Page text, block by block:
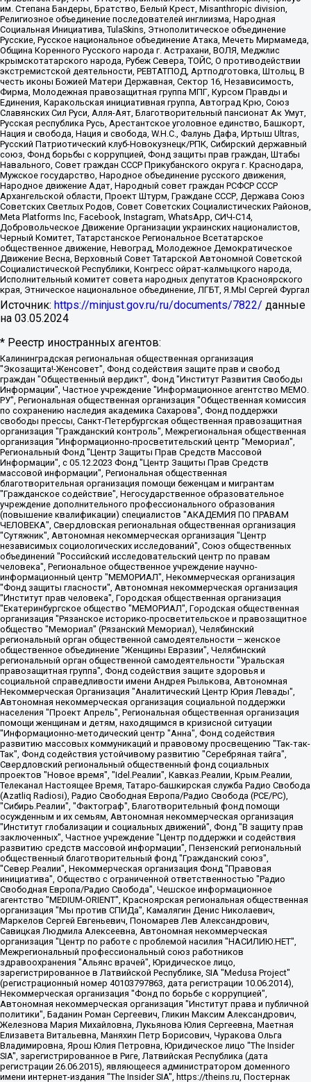
им. Степана Бандеры, Братство, Белый Крест, Misanthropic division,
Религиозное объединение последователей инглиизма, Народная
Социальная Инициатива, TulaSkins, Этнополитическое объединение
Русские, Русское национальное объединение Атака, Мечеть Мирмамеда,
Община Коренного Русского народа г. Астрахани, ВОЛЯ, Меджлис
крымскотатарского народа, Рубеж Севера, ТОЙС, О противодействии
экстремистской деятельности, РЕВТАТПОД, Артподготовка, Штольц, В
честь иконы Божией Матери Державная, Сектор 16, Независимость,
Фирма, Молодежная правозащитная группа МПГ, Курсом Правды и
Единения, Каракольская инициативная группа, Автоград Крю, Союз
Славянских Сил Руси, Алля-Аят, Благотворительный пансионат Ак Умут,
Русская республика Русь, Арестантское уголовное единство, Башкорт,
Нация и свобода, Нация и свобода, W.H.С., Фалунь Дафа, Иртыш Ultras,
Русский Патриотический клуб-Новокузнецк/РПК, Сибирский державный
союз, Фонд борьбы с коррупцией, Фонд защиты прав граждан, Штабы
Навального, Совет граждан СССР Прикубанского округа г. Краснодара,
Мужское государство, Народное объединение русского движения,
Народное движение Адат, Народный совет граждан РСФСР СССР
Архангельской области, Проект Штурм, Граждане СССР, Держава Союз
Советских Светлых Родов, Совет Советских Социалистических Районов,
Meta Platforms Inc, Facebook, Instagram, WhatsApp, СИЧ-С14,
Добровольческое Движение Организации украинских националистов,
Черный Комитет, Татарстанское Региональное Всетатарское
общественное движение, Невоград, Молодежное Демократическое
Движение Весна, Верховный Совет Татарской Автономной Советской
Социалистической Республики, Конгресс ойрат-калмыцкого народа,
Исполнительный комитет совета народных депутатов Красноярского
края, Этническое национальное объединение, ЛГБТ, Я.МЫ Сергей Фургал
Источник: https://minjust.gov.ru/ru/documents/7822/ данные
на 03.05.2024
* Реестр иностранных агентов:
Калининградская региональная общественная организация "Экозащита!-Женсовет", Фонд содействия защите прав и свобод граждан "Общественный вердикт", Фонд "Институт Развития Свободы Информации", Частное учреждение "Информационное агентство МЕМО. РУ", Региональная общественная организация "Общественная комиссия по сохранению наследия академика Сахарова", Фонд поддержки свободы прессы, Санкт-Петербургская общественная правозащитная организация "Гражданский контроль", Межрегиональная общественная организация "Информационно-просветительский центр "Мемориал", Региональный Фонд "Центр Защиты Прав Средств Массовой Информации", с 05.12.2023 Фонд "Центр Защиты Прав Средств массовой информации", Региональная общественная благотворительная организация помощи беженцам и мигрантам "Гражданское содействие", Негосударственное образовательное учреждение дополнительного профессионального образования (повышение квалификации) специалистов "АКАДЕМИЯ ПО ПРАВАМ ЧЕЛОВЕКА", Свердловская региональная общественная организация "Сутяжник", Автономная некоммерческая организация "Центр независимых социологических исследований", Союз общественных объединений "Российский исследовательский центр по правам человека", Региональное общественное учреждение научно-информационный центр "МЕМОРИАЛ", Некоммерческая организация "Фонд защиты гласности", Автономная некоммерческая организация "Институт прав человека", Городская общественная организация "Екатеринбургское общество "МЕМОРИАЛ", Городская общественная организация "Рязанское историко-просветительское и правозащитное общество "Мемориал" (Рязанский Мемориал), Челябинский региональный орган общественной самодеятельности – женское общественное объединение "Женщины Евразии", Челябинский региональный орган общественной самодеятельности "Уральская правозащитная группа", Фонд содействия защите здоровья и социальной справедливости имени Андрея Рылькова, Автономная Некоммерческая Организация "Аналитический Центр Юрия Левады", Автономная некоммерческая организация социальной поддержки населения "Проект Апрель", Региональная общественная организация помощи женщинам и детям, находящимся в кризисной ситуации "Информационно-методический центр "Анна", Фонд содействия развитию массовых коммуникаций и правовому просвещению "Так-так-Так", Фонд содействия устойчивому развитию "Серебряная тайга", Свердловский региональный общественный фонд социальных проектов "Новое время", "Idel.Реалии", Кавказ.Реалии, Крым.Реалии, Телеканал Настоящее Время, Татаро-башкирская служба Радио Свобода (Azatliq Radiosi), Радио Свободная Европа/Радио Свобода (PCE/PC), "Сибирь.Реалии", "Фактограф", Благотворительный фонд помощи осужденным и их семьям, Автономная некоммерческая организация "Институт глобализации и социальных движений", Фонд "В защиту прав заключенных", Частное учреждение "Центр поддержки и содействия развитию средств массовой информации", Пензенский региональный общественный благотворительный фонд "Гражданский союз", "Север.Реалии", Некоммерческая организация Фонд "Правовая инициатива", Общество с ограниченной ответственностью "Радио Свободная Европа/Радио Свобода", Чешское информационное агентство "MEDIUM-ORIENT", Красноярская региональная общественная организация "Мы против СПИДа", Камалягин Денис Николаевич, Маркелов Сергей Евгеньевич, Пономарев Лев Александрович, Савицкая Людмила Алексеевна, Автономная некоммерческая организация "Центр по работе с проблемой насилия "НАСИЛИЮ.НЕТ", Межрегиональный профессиональный союз работников здравоохранения "Альянс врачей", Юридическое лицо, зарегистрированное в Латвийской Республике, SIA "Medusa Project" (регистрационный номер 40103797863, дата регистрации 10.06.2014), Некоммерческая организация "Фонд по борьбе с коррупцией", Автономная некоммерческая организация "Институт права и публичной политики", Баданин Роман Сергеевич, Гликин Максим Александрович, Железнова Мария Михайловна, Лукьянова Юлия Сергеевна, Маетная Елизавета Витальевна, Маняхин Петр Борисович, Чуракова Ольга Владимировна, Ярош Юлия Петровна, Юридическое лицо "The Insider SIA", зарегистрированное в Риге, Латвийская Республика (дата регистрации 26.06.2015), являющееся администратором доменного имени интернет-издания "The Insider SIA", https://theins.ru, Постернак Алексей Евгеньевич, Рубин Михаил Аркадьевич, Анин Роман Александрович, Юридическое лицо Istories fonds, зарегистрированное в Латвийской Республике (регистрационный номер 50008295751, дата регистрации 24.02.2020), Великовский Дмитрий Александрович, Долинина Ирина Николаевна, Мароховская Алеся Алексеевна, Шлейнов Роман Юрьевич, Шмагун Олеся Валентиновна, Общество с ограниченной ответственностью "Альтаир 2021", Общество с ограниченной ответственностью "Вега 2021", Общество с ограниченной ответственностью "Главный редактор 2021", Общество с ограниченной ответственностью "Ромашки монолит", Важенков Артем Валерьевич, Ивановская областная общественная организация "Центр гендерных исследований", Гурман Юрий Альбертович, Медиапроект "ОВД-Инфо", Егоров Владимир Владимирович, Жилинский Владимир Александрович, Общество с ограниченной ответственностью "ЗП", Иванова София Юрьевна, Карезина Инна Павловна, Кильтау Екатерина Викторовна, Петров Алексей Викторович, Пискунов Сергей Евгеньевич, Смирнов Сергей Сергеевич, Тихонов Михаил Сергеевич, Общество с ограниченной ответственностью "ЖУРНАЛИСТ-ИНОСТРАННЫЙ АГЕНТ", Арапова Галина Юрьевна, Вольтская Татьяна Анатольевна, Американская компания "Mason G.E.S. Anonymous Foundation" (США), являющаяся владельцем интернет-издания https://mnews.world/, Компания "Stichting Bellingcat", зарегистрированная в Нидерландах (дата регистрации 11.07.2018), Захаров Андрей Вячеславович, Клепиковская Екатерина Дмитриевна, Общество с ограниченной ответственностью "МЕМО", Перл Роман Александрович, Симонов Евгений Алексеевич, Соловьева Елена Анатольевна, Сотников Даниил Владимирович, Сурначева Елизавета Дмитриевна, Автономная некоммерческая организация по защите прав человека и информированию населения "Якутия – Наше Мнение", Общество с ограниченной ответственностью "Москоу диджитал медиа", с 26.01.2023 Общество с ограниченной ответственностью "Чайка Белые сады", Ветошкина Валерия Валерьевна, Заговора Максим Александрович, Межрегиональное общественное движение "Российская ЛГБТ - сеть", Оленичев Максим Владимирович, Павлов Иван Юрьевич, Скворцова Елена Сергеевна, Общество с ограниченной ответственностью "Как бы инагент", Кочетков Игорь Викторович, Общество с ограниченной ответственностью "Честные выборы", Еланчик Олег Александрович, Общество с ограниченной ответственностью "Нобелевский призыв", Гималова Регина Эмилевна, Григорьев Андрей Валерьевич, Григорьева Алина Александровна, Ассоциация по содействию защите прав призывников, альтернативнослужащих и военнослужащих "Правозащитная группа "Гражданин.Армия.Право", Хисамова Регина Фаритовна, Автономная некоммерческая организация по реализации социально-правовых программ "Лилит", Дальневосточное общественное движение "Маяк", Санкт-Петербургская ЛГБТ-инициативная группа "Выход", Инициативная группа ЛГБТ+ "Реверс", Алексеев Андрей Викторович, Бекбулатова Таисия Львовна, Беляев Иван Михайлович, Владыкина Елена Сергеевна, Гельман Марат Александрович, Никульшина Вероника Юрьевна, Толоконникова Надежда Андреевна, Шендерович Виктор Анатольевич, Общество с ограниченной ответственностью "Данное сообщение", Общество с ограниченной ответственностью Издательский дом "Новая глава", Айнбиндер Александра Александровна, Московский комьюнити-центр для ЛГБТ+инициатив, Благотворительный фонд развития филантропии, Deutsche Welle (Германия, Kurt-Schumacher-Strasse 3, 53113 Bonn), Борзунова Мария Михайловна, Воробьев Виктор Викторович, Голубева Анна Львовна, Константинова Алла Михайловна, Малкова Ирина Владимировна, Мурадов Мурад Абдулгалимович, Осетинская Елизавета Николаевна, Понасенков Евгений Николаевич, Ганапольский Матвей Юрьевич, Киселев Евгений Алексеевич, Борухович Ирина Григорьевна, Дремин Иван Тимофеевич, Дубровский Дмитрий Викторович, Красноярская региональная общественная организация поддержки и развития альтернативных образовательных технологий и межкультурных коммуникаций "ИНТЕРРА", Маяковская Екатерина Алексеевна, Фейгин Марк Захарович, Филимонов Андрей Викторович, Дзугкоева Регина Николаевна, Доброхотов Роман Александрович, Дудь Юрий Александрович, Елкин Сергей Владимирович, Кругликов Кирилл Игоревич, Сабунаева Мария Леонидовна, Семенов Алексей Владимирович, Шаинян Карен Багратович, Шульман Екатерина Михайловна, Асафьев Артур Валерьевич, Вахштайн Виктор Семенович, Венедиктов Алексей Алексеевич, Лушникова Екатерина Евгеньевна, Волков Леонид Михайлович, Невзоров Александр Глебович, Пархоменко Сергей Борисович, Сироткин Ярослав Николаевич, Кара-Мурза Владимир Владимирович, Баранова Наталья Владимировна, Гозман Леонид Яковлевич, Кагарлицкий Борис Юльевич, Климарев Михаил Валерьевич, Милов Владимир Станиславович, Автономная некоммерческая организация Краснодарский центр современного искусства "Типография", Моргенштерн Алишер Тагирович, Соболь Любовь Эдуардовна, Общество с ограниченной ответственностью "ЛИЗА НОРМ", Каспаров Гарри Кимович, Ходорковский Михаил Борисович, Общество с ограниченной ответственностью "Апрельские тезисы", Данилович Ирина Брониславовна, Кашин Олег Владимирович, Петров Николай Владимирович, Пивоваров Алексей Владимирович, Соколов Михаил Владимирович, Цветкова Юлия Владимировна, Чичваркин Евгений Александрович, Комитет против пыток/Команда против пыток, Общество с ограниченной ответственностью "Первый научный", Общество с ограниченной ответственностью "Вертолет и ко", Белоцерковская Вероника Борисовна, Кац Максим Евгеньевич, Лазарева Татьяна Юрьевна, Шаведдинов Руслан Табризович, Яшин Илья Валерьевич, Общество с ограниченной ответственностью "Иноагент ААВ", Алешковский Дмитрий Петрович, Альбац Евгения Марковна, Быков Дмитрий Львович, Галямина Юлия Евгеньевна, Лойко Сергей Леонидович, Мартынов Кирилл Константинович, Медведев Сергей Александрович, Крашенинников Федор Геннадиевич, Гордеева Катерина Вл